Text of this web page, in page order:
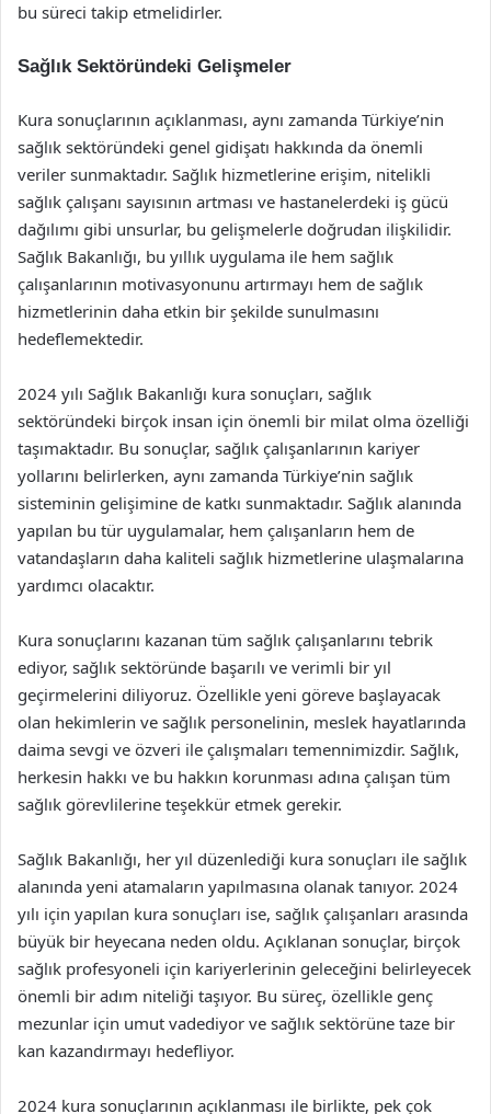
bu süreci takip etmelidirler.
Sağlık Sektöründeki Gelişmeler
Kura sonuçlarının açıklanması, aynı zamanda Türkiye’nin
sağlık sektöründeki genel gidişatı hakkında da önemli
veriler sunmaktadır. Sağlık hizmetlerine erişim, nitelikli
sağlık çalışanı sayısının artması ve hastanelerdeki iş gücü
dağılımı gibi unsurlar, bu gelişmelerle doğrudan ilişkilidir.
Sağlık Bakanlığı, bu yıllık uygulama ile hem sağlık
çalışanlarının motivasyonunu artırmayı hem de sağlık
hizmetlerinin daha etkin bir şekilde sunulmasını
hedeflemektedir.
2024 yılı Sağlık Bakanlığı kura sonuçları, sağlık
sektöründeki birçok insan için önemli bir milat olma özelliği
taşımaktadır. Bu sonuçlar, sağlık çalışanlarının kariyer
yollarını belirlerken, aynı zamanda Türkiye’nin sağlık
sisteminin gelişimine de katkı sunmaktadır. Sağlık alanında
yapılan bu tür uygulamalar, hem çalışanların hem de
vatandaşların daha kaliteli sağlık hizmetlerine ulaşmalarına
yardımcı olacaktır.
Kura sonuçlarını kazanan tüm sağlık çalışanlarını tebrik
ediyor, sağlık sektöründe başarılı ve verimli bir yıl
geçirmelerini diliyoruz. Özellikle yeni göreve başlayacak
olan hekimlerin ve sağlık personelinin, meslek hayatlarında
daima sevgi ve özveri ile çalışmaları temennimizdir. Sağlık,
herkesin hakkı ve bu hakkın korunması adına çalışan tüm
sağlık görevlilerine teşekkür etmek gerekir.
Sağlık Bakanlığı, her yıl düzenlediği kura sonuçları ile sağlık
alanında yeni atamaların yapılmasına olanak tanıyor. 2024
yılı için yapılan kura sonuçları ise, sağlık çalışanları arasında
büyük bir heyecana neden oldu. Açıklanan sonuçlar, birçok
sağlık profesyoneli için kariyerlerinin geleceğini belirleyecek
önemli bir adım niteliği taşıyor. Bu süreç, özellikle genç
mezunlar için umut vadediyor ve sağlık sektörüne taze bir
kan kazandırmayı hedefliyor.
2024 kura sonuçlarının açıklanması ile birlikte, pek çok